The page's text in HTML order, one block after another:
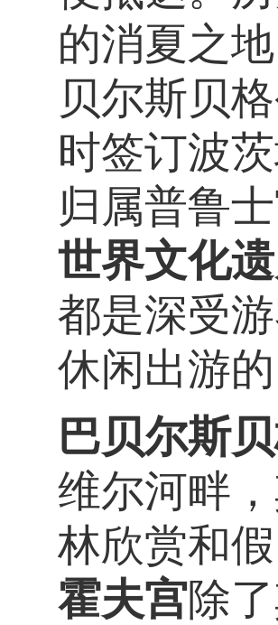
的消夏之
贝尔斯贝
时签订波
归属普鲁
世界文化
都是深受
休闲出游
巴贝尔斯
维尔河畔
林欣赏和
霍夫宫除